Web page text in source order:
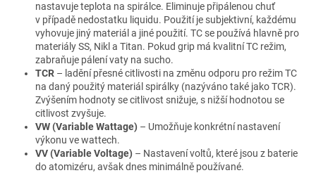
nastavuje teplota na spirálce. Eliminuje připálenou chuť
v případě nedostatku liquidu. Použití je subjektivní, každému
vyhovuje jiný materiál a jiné použití. TC se používá hlavně pro
materiály SS, Nikl a Titan. Pokud grip má kvalitní TC režim,
zabraňuje pálení vaty na sucho.
TCR – ladění přesné citlivosti na změnu odporu pro režim TC
na daný použitý materiál spirálky (nazýváno také jako TCR).
Zvýšením hodnoty se citlivost snižuje, s nižší hodnotou se
citlivost zvyšuje.
VW (Variable Wattage) – Umožňuje konkrétní nastavení
výkonu ve wattech.
VV (Variable Voltage) – Nastavení voltů, které jsou z baterie
do atomizéru, avšak dnes minimálně používané.